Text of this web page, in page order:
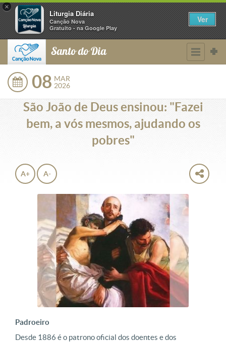
×
Liturgia Diária
Canção Nova
Gratuito - na Google Play
Ver
Santo do Dia
08 MAR
2026
São João de Deus ensinou: "Fazei
bem, a vós mesmos, ajudando os
pobres"
A+ A-
Padroeiro
Desde 1886 é o patrono oficial dos doentes e dos